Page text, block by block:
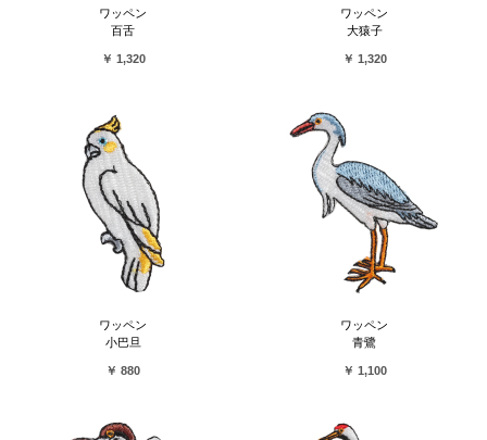
ワッペン
百舌
￥ 1,320
ワッペン
大猿子
￥ 1,320
ワッペン
小巴旦
￥ 880
ワッペン
青鷺
￥ 1,100